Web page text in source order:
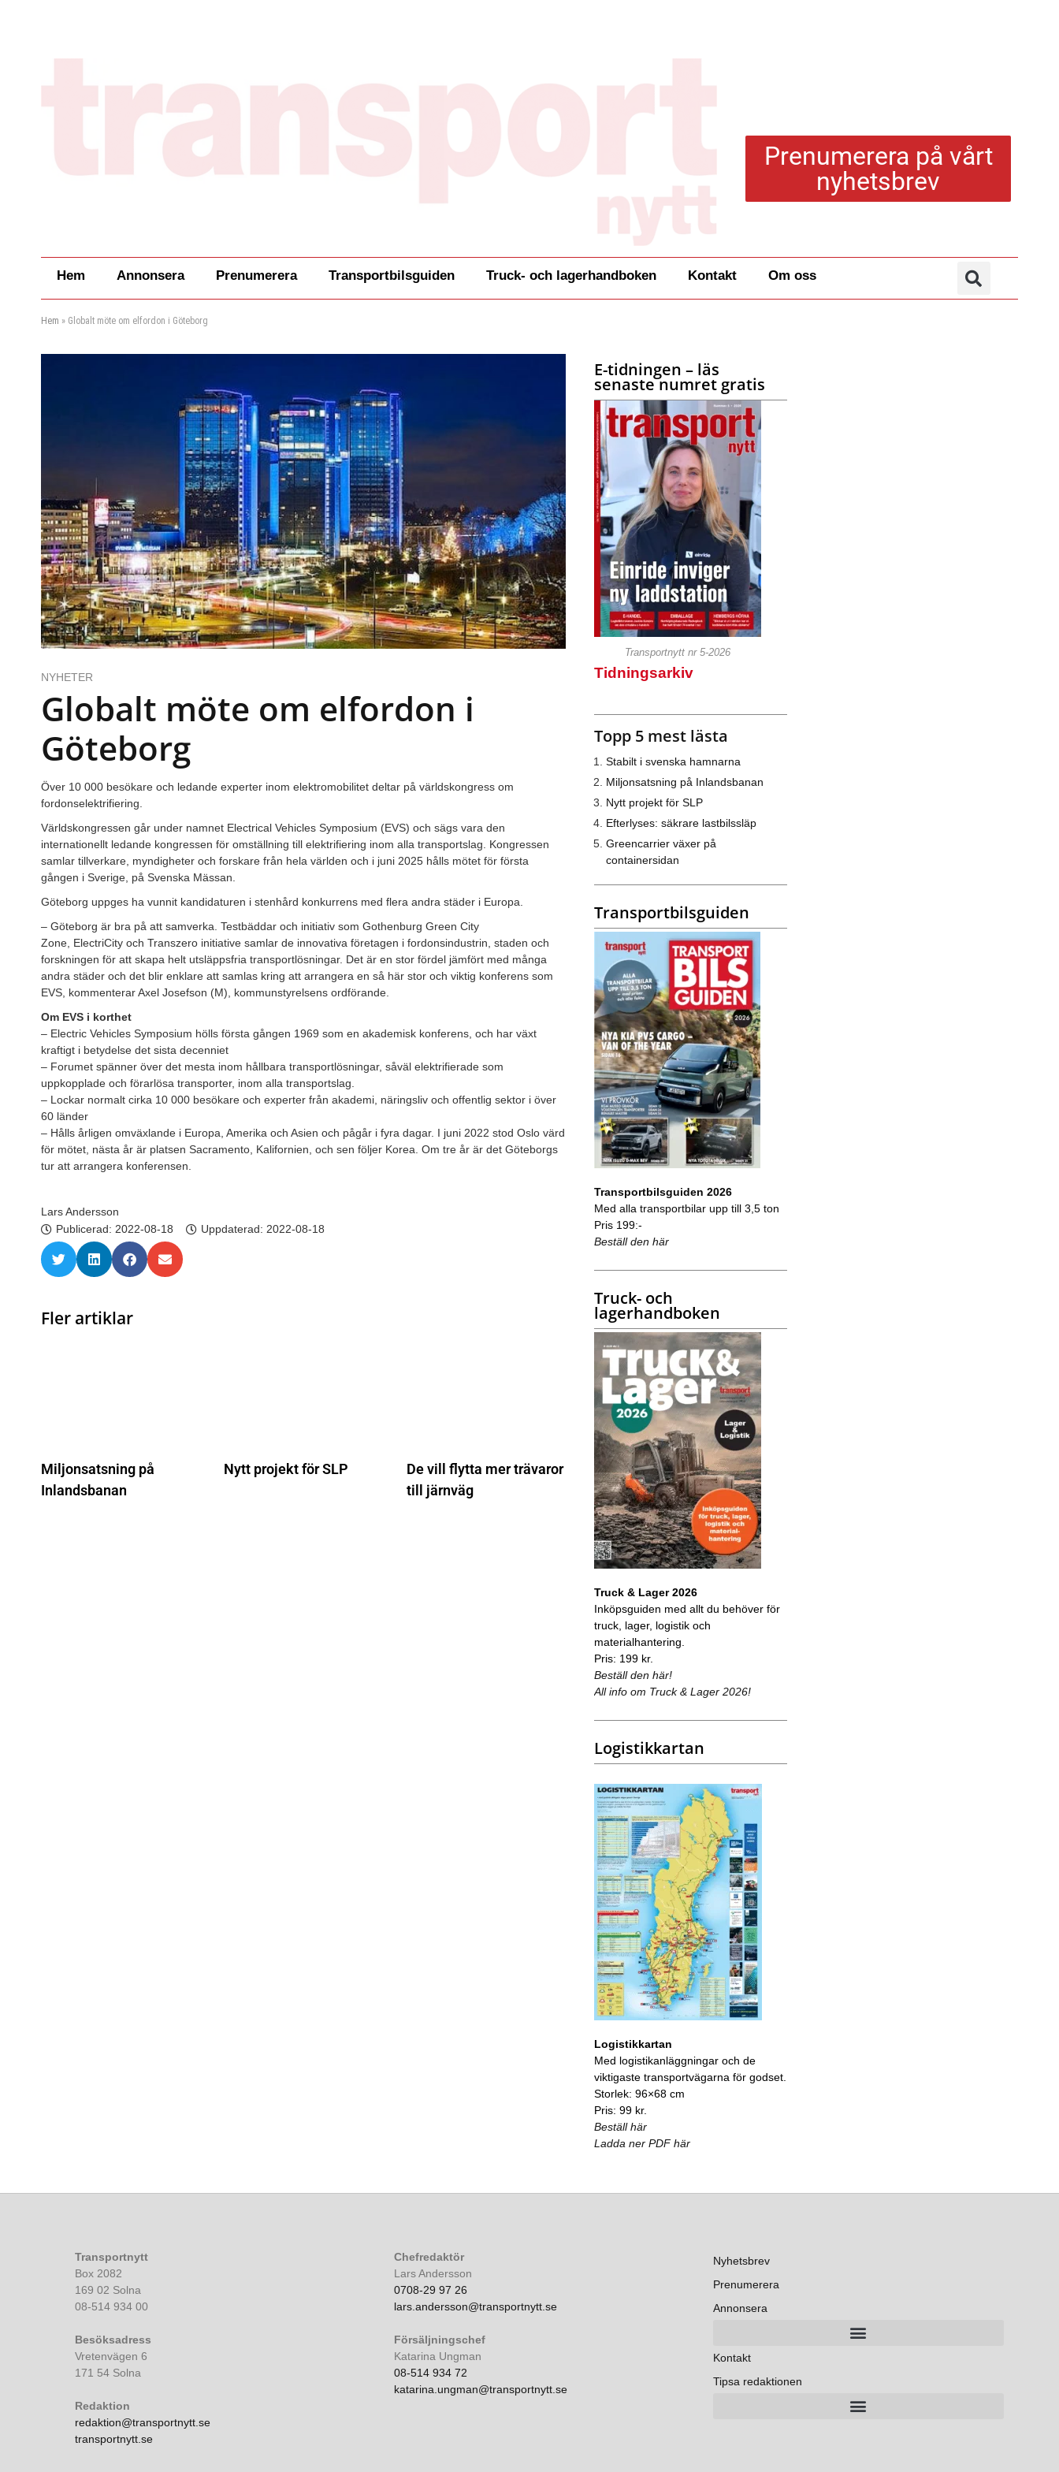
Prenumerera på vårt
nyhetsbrev
Hem Annonsera Prenumerera Transportbilsguiden Truck- och lagerhandboken Kontakt Om oss
Hem » Globalt möte om elfordon i Göteborg
NYHETER
Globalt möte om elfordon i
Göteborg
Över 10 000 besökare och ledande experter inom elektromobilitet deltar på världskongress om
fordonselektrifiering.
Världskongressen går under namnet Electrical Vehicles Symposium (EVS) och sägs vara den
internationellt ledande kongressen för omställning till elektrifiering inom alla transportslag. Kongressen
samlar tillverkare, myndigheter och forskare från hela världen och i juni 2025 hålls mötet för första
gången i Sverige, på Svenska Mässan.
Göteborg uppges ha vunnit kandidaturen i stenhård konkurrens med flera andra städer i Europa.
– Göteborg är bra på att samverka. Testbäddar och initiativ som Gothenburg Green City
Zone, ElectriCity och Transzero initiative samlar de innovativa företagen i fordonsindustrin, staden och
forskningen för att skapa helt utsläppsfria transportlösningar. Det är en stor fördel jämfört med många
andra städer och det blir enklare att samlas kring att arrangera en så här stor och viktig konferens som
EVS, kommenterar Axel Josefson (M), kommunstyrelsens ordförande.
Om EVS i korthet
– Electric Vehicles Symposium hölls första gången 1969 som en akademisk konferens, och har växt
kraftigt i betydelse det sista decenniet
– Forumet spänner över det mesta inom hållbara transportlösningar, såväl elektrifierade som
uppkopplade och förarlösa transporter, inom alla transportslag.
– Lockar normalt cirka 10 000 besökare och experter från akademi, näringsliv och offentlig sektor i över
60 länder
– Hålls årligen omväxlande i Europa, Amerika och Asien och pågår i fyra dagar. I juni 2022 stod Oslo värd
för mötet, nästa år är platsen Sacramento, Kalifornien, och sen följer Korea. Om tre år är det Göteborgs
tur att arrangera konferensen.
Lars Andersson
Publicerad: 2022-08-18 Uppdaterad: 2022-08-18
Fler artiklar
Miljonsatsning på
Inlandsbanan
Nytt projekt för SLP
De vill flytta mer trävaror
till järnväg
E-tidningen – läs
senaste numret gratis
Transportnytt nr 5-2026
Tidningsarkiv
Topp 5 mest lästa
Stabilt i svenska hamnarna
Miljonsatsning på Inlandsbanan
Nytt projekt för SLP
Efterlyses: säkrare lastbilssläp
Greencarrier växer på
containersidan
Transportbilsguiden
Transportbilsguiden 2026
Med alla transportbilar upp till 3,5 ton
Pris 199:-
Beställ den här
Truck- och
lagerhandboken
Truck & Lager 2026
Inköpsguiden med allt du behöver för
truck, lager, logistik och
materialhantering.
Pris: 199 kr.
Beställ den här!
All info om Truck & Lager 2026!
Logistikkartan
Logistikkartan
Med logistikanläggningar och de
viktigaste transportvägarna för godset.
Storlek: 96×68 cm
Pris: 99 kr.
Beställ här
Ladda ner PDF här
Transportnytt
Box 2082
169 02 Solna
08-514 934 00
Besöksadress
Vretenvägen 6
171 54 Solna
Redaktion
redaktion@transportnytt.se
transportnytt.se
Chefredaktör
Lars Andersson
0708-29 97 26
lars.andersson@transportnytt.se
Försäljningschef
Katarina Ungman
08-514 934 72
katarina.ungman@transportnytt.se
Nyhetsbrev
Prenumerera
Annonsera
Kontakt
Tipsa redaktionen